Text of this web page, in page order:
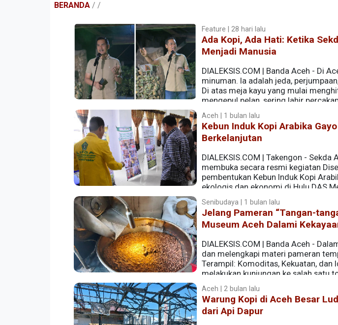
BERANDA / /
Feature | 28 hari lalu
Ada Kopi, Ada Hati: Ketika
Menjadi Manusia
DIALEKSIS.COM | Banda Aceh - Di
minuman. Ia adalah jeda,
Di atas meja kayu yang mulai
mengepul pelan, sering lahir
diselesaikan ruang-ruang rapat.
Aceh | 1 bulan lalu
Kebun Induk Kopi Arabika
Berkelanjutan
DIALEKSIS.COM | Takengon - Sekda
membuka secara resmi kegiatan
pembentukan Kebun Induk Kopi
ekologis dan ekonomi di Hulu DAS
dilaksanakan di Aula Gedung Haji dan Umrah, Paya Ilang Takengon.
Senibudaya | 1 bulan lalu
Jelang Pameran “Tangan-
Museum Aceh Dalami
DIALEKSIS.COM | Banda Aceh -
dan melengkapi materi pameran
Terampil: Komoditas, Kekuatan, dan
melakukan kunjungan ke salah satu
Gayo di kawasan Peunayong, Banda Aceh, pada Rabu (10/6/2026).
Aceh | 2 bulan lalu
Warung Kopi di Aceh Besar
dari Api Dapur